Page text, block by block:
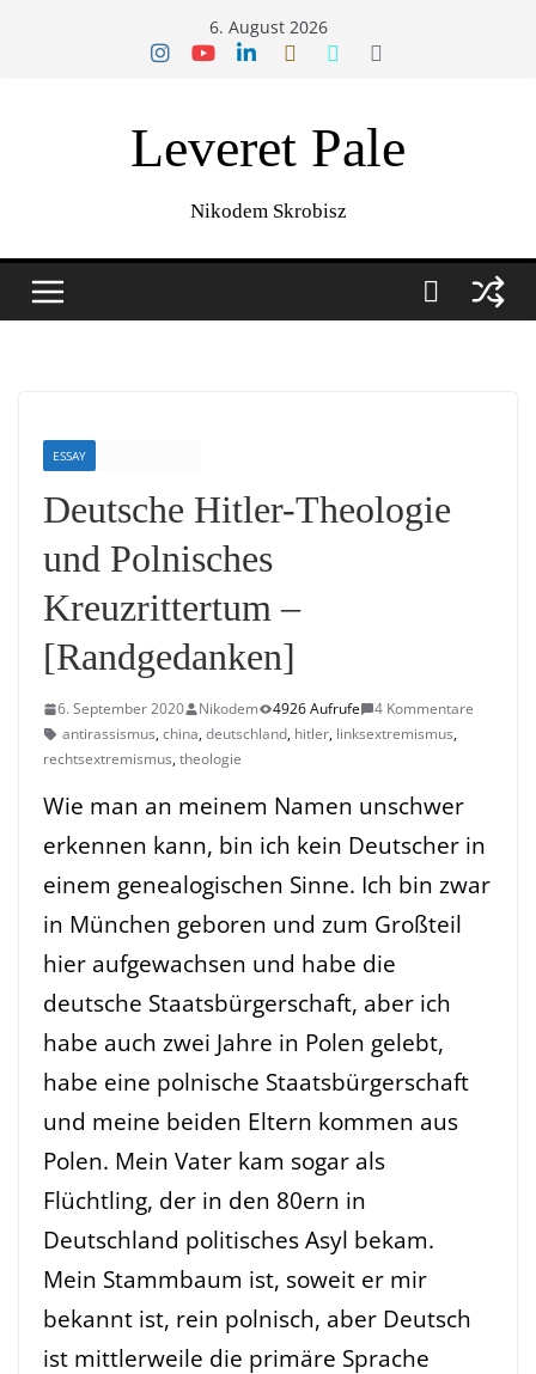
6. August 2026
Leveret Pale
Nikodem Skrobisz
ESSAY
Deutsche Hitler-Theologie
und Polnisches
Kreuzrittertum –
[Randgedanken]
6. September 2020 Nikodem 4926 Aufrufe
4 Kommentare
antirassismus,china,deutschland, hitler, linksextremismus,
rechtsextremismus,theologie
Wie man an meinem Namen unschwer
erkennen kann, bin ich kein Deutscher in
einem genealogischen Sinne. Ich bin zwar
in München geboren und zum Großteil
hier aufgewachsen und habe die
deutsche Staatsbürgerschaft, aber ich
habe auch zwei Jahre in Polen gelebt,
habe eine polnische Staatsbürgerschaft
und meine beiden Eltern kommen aus
Polen. Mein Vater kam sogar als
Flüchtling, der in den 80ern in
Deutschland politisches Asyl bekam.
Mein Stammbaum ist, soweit er mir
bekannt ist, rein polnisch, aber Deutsch
ist mittlerweile die primäre Sprache